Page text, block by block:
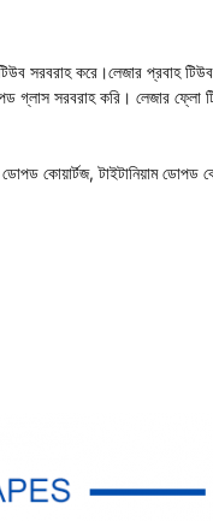
সরবরাহ করে।লেজার প্রবাহ
গ্লাস সরবরাহ করি। লেজার ফ্লো
কোয়ার্টজ, টাইটানিয়াম ডোপড